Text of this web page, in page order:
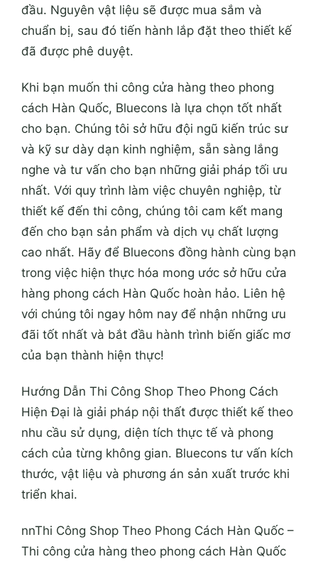
đầu. Nguyên vật liệu sẽ được mua sắm và
chuẩn bị, sau đó tiến hành lắp đặt theo thiết kế
đã được phê duyệt.
Khi bạn muốn thi công cửa hàng theo phong
cách Hàn Quốc, Bluecons là lựa chọn tốt nhất
cho bạn. Chúng tôi sở hữu đội ngũ kiến trúc sư
và kỹ sư dày dạn kinh nghiệm, sẵn sàng lắng
nghe và tư vấn cho bạn những giải pháp tối ưu
nhất. Với quy trình làm việc chuyên nghiệp, từ
thiết kế đến thi công, chúng tôi cam kết mang
đến cho bạn sản phẩm và dịch vụ chất lượng
cao nhất. Hãy để Bluecons đồng hành cùng bạn
trong việc hiện thực hóa mong ước sở hữu cửa
hàng phong cách Hàn Quốc hoàn hảo. Liên hệ
với chúng tôi ngay hôm nay để nhận những ưu
đãi tốt nhất và bắt đầu hành trình biến giấc mơ
của bạn thành hiện thực!
Hướng Dẫn Thi Công Shop Theo Phong Cách
Hiện Đại là giải pháp nội thất được thiết kế theo
nhu cầu sử dụng, diện tích thực tế và phong
cách của từng không gian. Bluecons tư vấn kích
thước, vật liệu và phương án sản xuất trước khi
triển khai.
nnThi Công Shop Theo Phong Cách Hàn Quốc –
Thi công cửa hàng theo phong cách Hàn Quốc